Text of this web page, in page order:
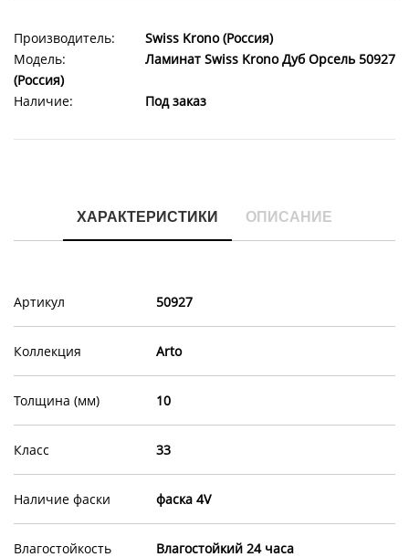
Производитель:
Swiss Krono (Россия)
Модель:
Ламинат Swiss Krono Дуб Орсель 50927
(Россия)
Наличие:
Под заказ
ХАРАКТЕРИСТИКИ ОПИСАНИЕ
Артикул 50927
Коллекция Arto
Толщина (мм) 10
Класс 33
Наличие фаски фаска 4V
Влагостойкость Влагостойкий 24 часа